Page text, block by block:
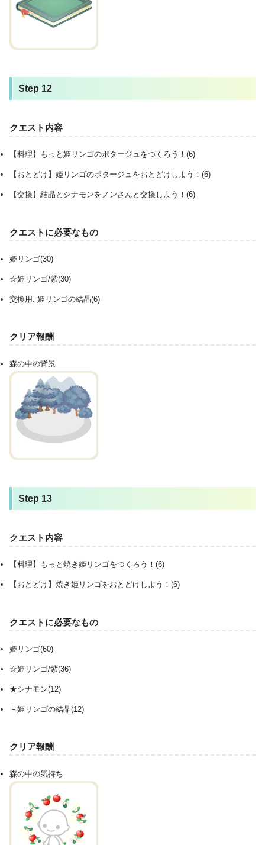
Step 12
クエスト内容
【料理】もっと姫リンゴのポタージュをつくろう！(6)
【おとどけ】姫リンゴのポタージュをおとどけしよう！(6)
【交換】結晶とシナモンをノンさんと交換しよう！(6)
クエストに必要なもの
姫リンゴ(30)
☆姫リンゴ/紫(30)
交換用: 姫リンゴの結晶(6)
クリア報酬
森の中の背景
Step 13
クエスト内容
【料理】もっと焼き姫リンゴをつくろう！(6)
【おとどけ】焼き姫リンゴをおとどけしよう！(6)
クエストに必要なもの
姫リンゴ(60)
☆姫リンゴ/紫(36)
★シナモン(12)
└ 姫リンゴの結晶(12)
クリア報酬
森の中の気持ち